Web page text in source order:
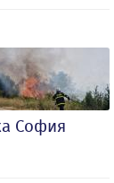
София